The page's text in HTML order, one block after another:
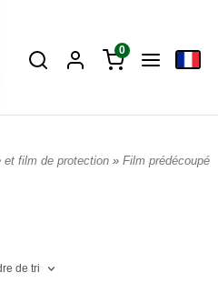
0
et film de protection » Film prédécoupé
de tri